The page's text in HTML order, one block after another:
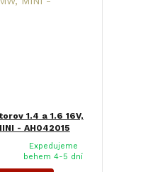
1.4 a 1.6 16V,
- AH042015
Expedujeme
behem 4-5 dní